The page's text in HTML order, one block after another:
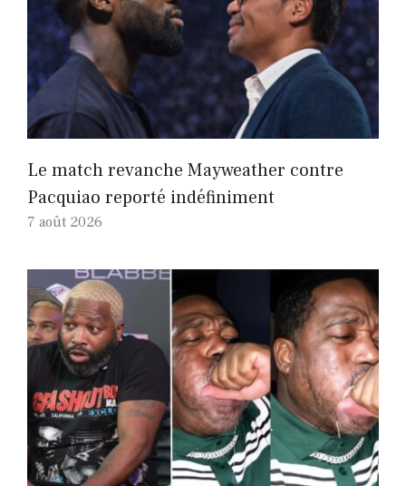
Le match revanche Mayweather contre
Pacquiao reporté indéfiniment
7 août 2026